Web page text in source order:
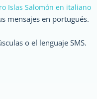
Islas Salomón en italiano
mensajes en portugués.
o el lenguaje SMS.